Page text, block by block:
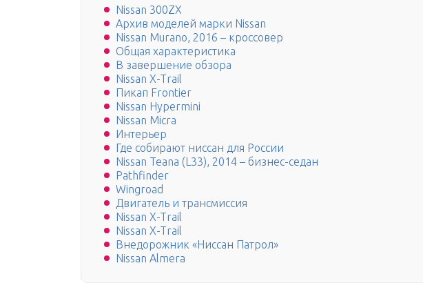
Nissan 300ZX
Архив моделей марки Nissan
Nissan Murano, 2016 – кроссовер
Общая характеристика
В завершение обзора
Nissan X-Trail
Пикап Frontier
Nissan Hypermini
Nissan Micra
Интерьер
Где собирают ниссан для России
Nissan Teana (L33), 2014 – бизнес-седан
Pathfinder
Wingroad
Двигатель и трансмиссия
Nissan X-Trail
Nissan X-Trail
Внедорожник «Ниссан Патрол»
Nissan Almera